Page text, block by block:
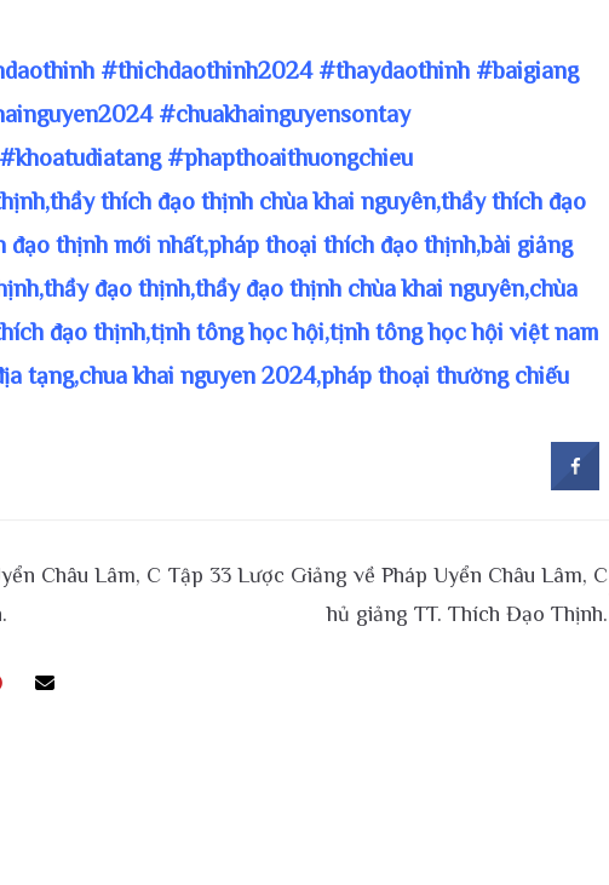
#thichdaothinh2024 #thaydaothinh #baigiang
#chuakhainguyensontay
#phapthoaithuongchieu
thích đạo thịnh chùa khai nguyên,thầy thích đạo
đạo thịnh mới nhất,pháp thoại thích đạo thịnh,bài giảng
đạo thịnh,thầy đạo thịnh chùa khai nguyên,chùa
đạo thịnh,tịnh tông học hội,tịnh tông học hội việt nam
tạng,chua khai nguyen 2024,pháp thoại thường chiếu
Châu Lâm, C Tập 33 Lược Giảng về Pháp Uyển Châu Lâm, C
hủ giảng TT. Thích Đạo Thịnh.